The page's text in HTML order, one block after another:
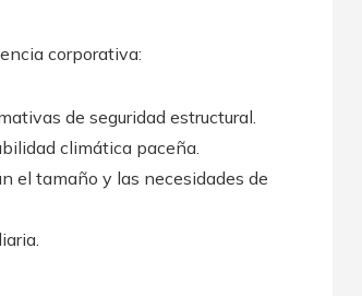
corporativa:
de seguridad estructural.
climática paceña.
el tamaño y las necesidades de